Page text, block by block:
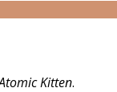
Kitten.